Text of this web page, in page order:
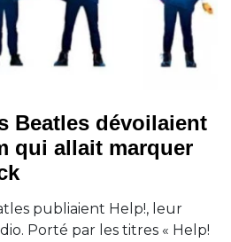
Beatles dévoilaient
qui allait marquer
publiaient Help!, leur
Porté par les titres « Help!